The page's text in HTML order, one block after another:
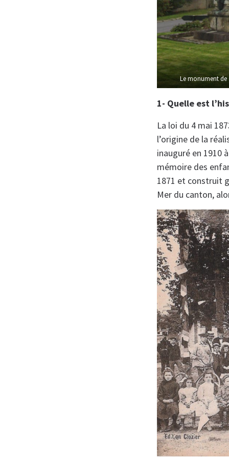
Le monument
1- Quelle est
La loi du 4 mai
l’origine de la
inauguré en 1910
mémoire des
1871 et construit
Mer du canton,